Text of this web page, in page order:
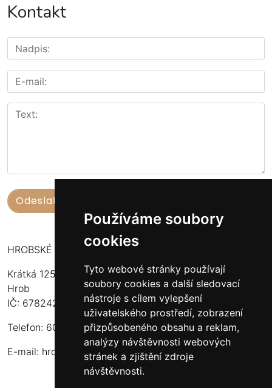
Používáme soubory
cookies
Tyto webové stránky používají
soubory cookies a další sledovací
nástroje s cílem vylepšení
uživatelského prostředí, zobrazení
přizpůsobeného obsahu a reklam,
analýzy návštěvnosti webových
stránek a zjištění zdroje
návštěvnosti.
Kontakt
HROBSKÉ UZENINY
Krátká 125
Hrob
IČ: 67824234
Telefon: 603 574 306
E-mail: hrobskeuzeniny@seznam.cz